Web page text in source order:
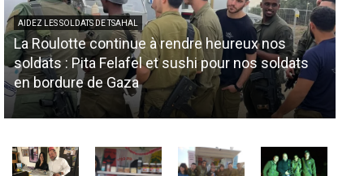
AIDEZ LES SOLDATS DE TSAHAL
La Roulotte continue à rendre heureux nos
soldats : Pita Felafel et sushi pour nos soldats
en bordure de Gaza